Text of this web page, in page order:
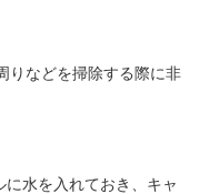
りなどを掃除する際に非
水を入れておき、キャ